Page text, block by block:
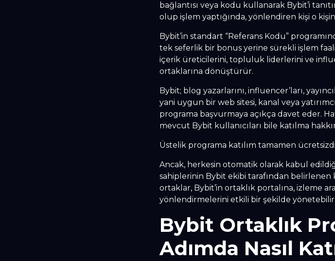
bağlantısı veya kodu kullanarak Bybit’i
olup işlem yaptığında, yönlendiren kişi o
Bybit’in standart “Referans Kodu”
tek seferlik bir bonus yerine sürekli işlem
içerik üreticilerini, topluluk liderlerini ve
ortaklarına dönüştürür.
Bybit; blog yazarlarını, influencer’ları,
yani uygun bir web sitesi, kanal veya
programa başvurmaya açıkça davet eder.
mevcut Bybit kullanıcıları bile katılma
Üstelik programa katılım tamamen
Ancak, herkesin otomatik olarak kabul
sahiplerinin Bybit ekibi tarafından belirlenen
ortaklar, Bybit’in ortaklık portalına, izleme
yönlendirmelerini etkili bir şekilde yönetebilir
Bybit Ortaklık
Adımda Nasıl